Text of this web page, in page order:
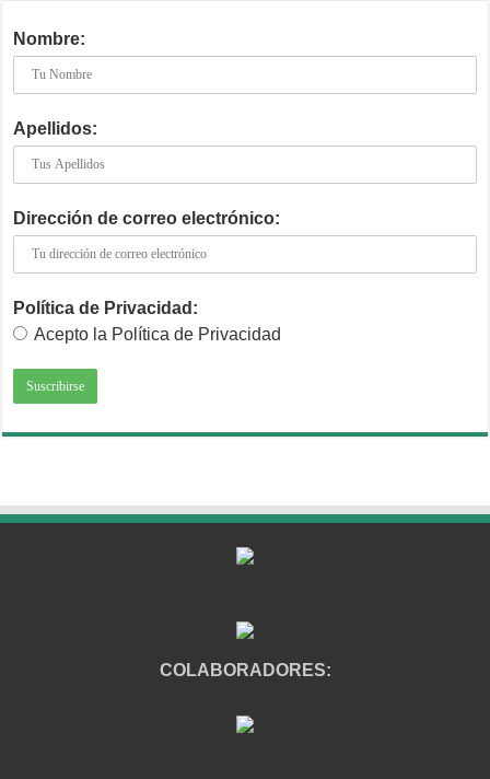
Nombre:
Apellidos:
Dirección de correo electrónico:
Política de Privacidad:
Acepto la Política de Privacidad
COLABORADORES: